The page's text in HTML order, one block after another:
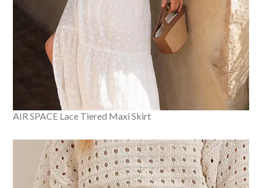
AIR SPACE Lace Tiered Maxi Skirt